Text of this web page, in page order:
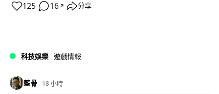
125 16 ↗ 分享
科技娛樂 遊戲情報
藍骨 18 小時